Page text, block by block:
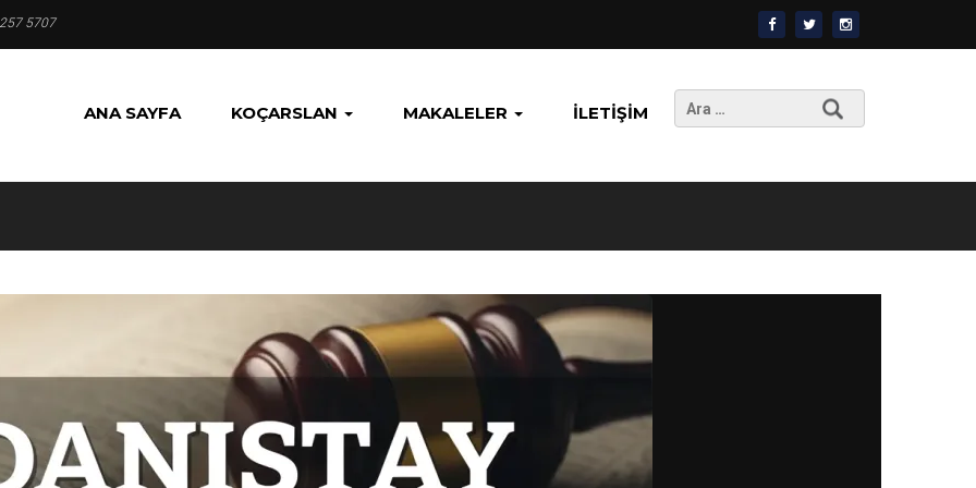
5707
ANA SAYFA KOÇARSLAN MAKALELER İLETIŞIM
Arama: